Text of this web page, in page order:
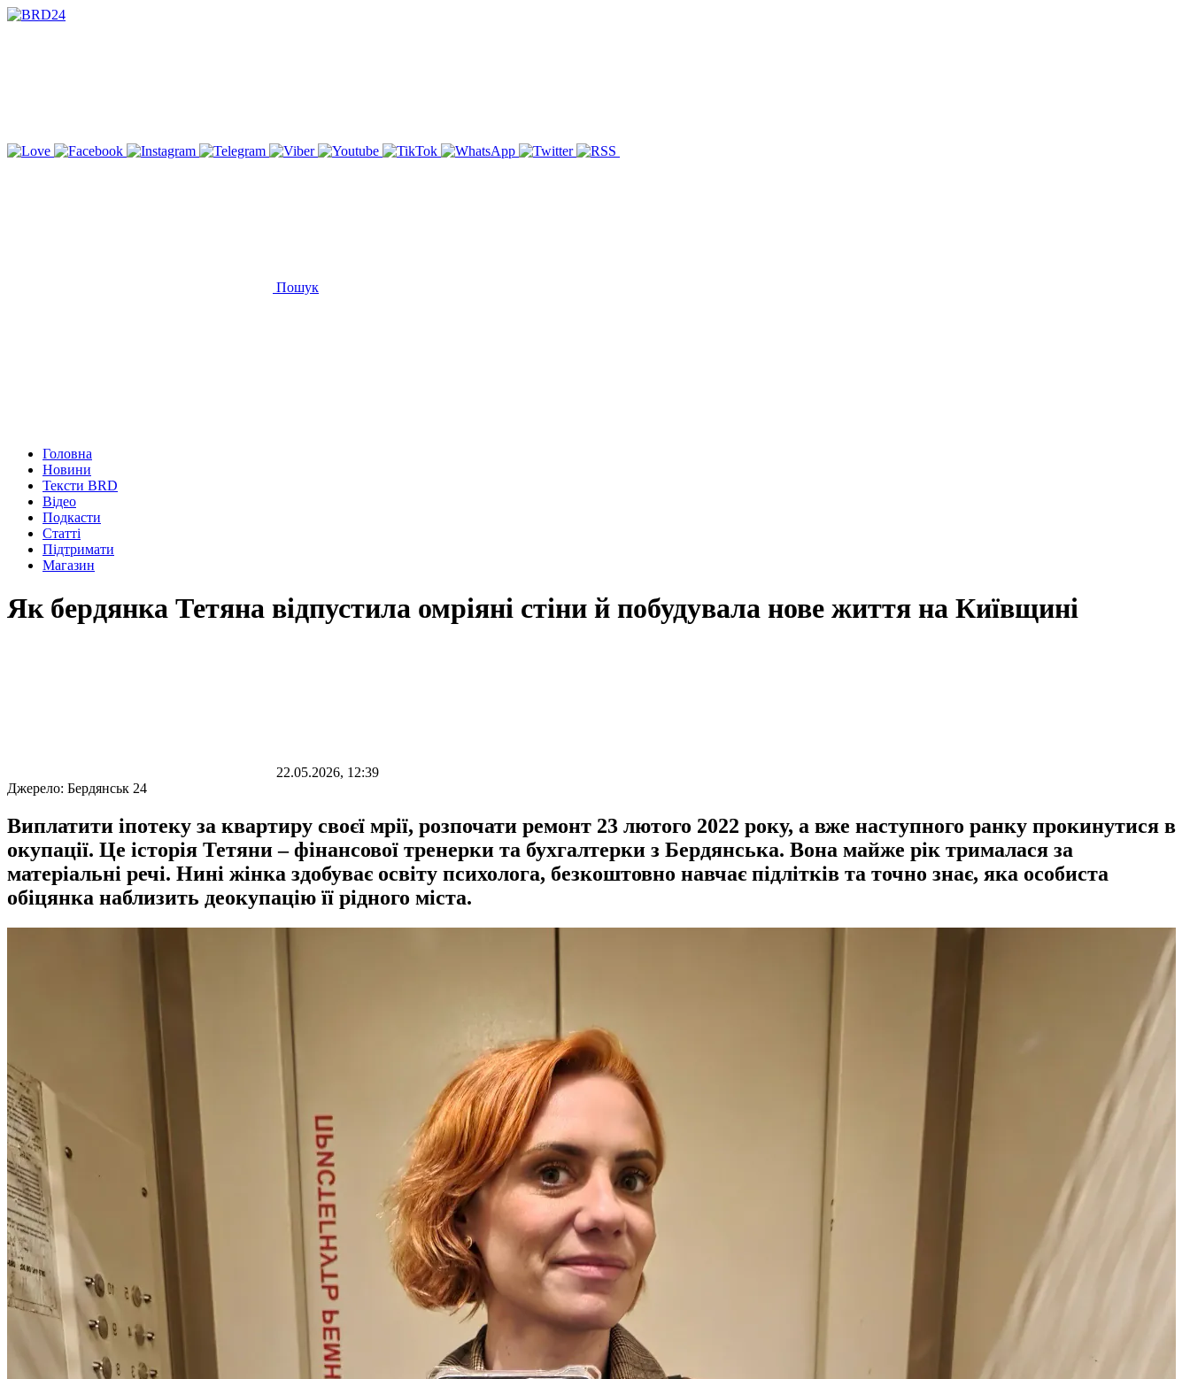
Пошук
Головна
Новини
Тексти BRD
Відео
Подкасти
Статті
Підтримати
Магазин
Як бердянка Тетяна відпустила омріяні стіни й побудувала нове життя на Київщині
22.05.2026, 12:39
Джерело: Бердянськ 24
Виплатити іпотеку за квартиру своєї мрії, розпочати ремонт 23 лютого 2022 року, а вже наступного ранку прокинутися в
окупації. Це історія Тетяни – фінансової тренерки та бухгалтерки з Бердянська. Вона майже рік трималася за
матеріальні речі. Нині жінка здобуває освіту психолога, безкоштовно навчає підлітків та точно знає, яка особиста
обіцянка наблизить деокупацію її рідного міста.